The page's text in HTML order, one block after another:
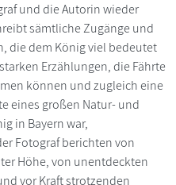
und die Autorin wieder
sämtliche Zugänge und
die dem König viel bedeutet
Erzählungen, die Fährte
können und zugleich eine
eines großen Natur- und
in Bayern war,
Fotograf berichten von
Höhe, von unentdeckten
vor Kraft strotzenden